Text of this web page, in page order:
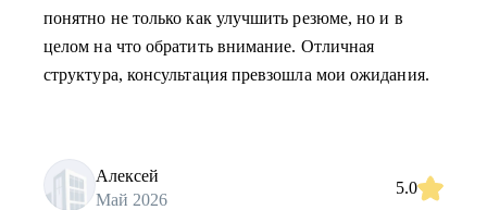
понятно не только как улучшить резюме, но и в
целом на что обратить внимание. Отличная
структура, консультация превзошла мои ожидания.
Алексей
Май 2026
5.0